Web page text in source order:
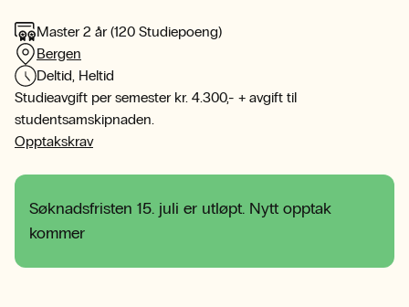
Master 2 år (120 Studiepoeng)
Bergen
Deltid, Heltid
Studieavgift per semester kr. 4.300,- + avgift til
studentsamskipnaden.
Opptakskrav
Søknadsfristen 15. juli er utløpt. Nytt opptak
kommer